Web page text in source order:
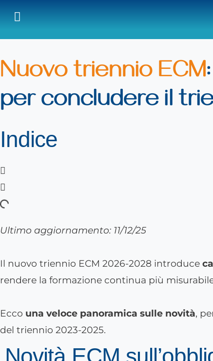
Nuovo triennio ECM
per concludere il
Indice
Ultimo aggiornamento: 11/12/25
Il nuovo triennio ECM 2026-2028 introduce
rendere la formazione continua più
Ecco una veloce panoramica sulle novità,
del triennio 2023-2025.